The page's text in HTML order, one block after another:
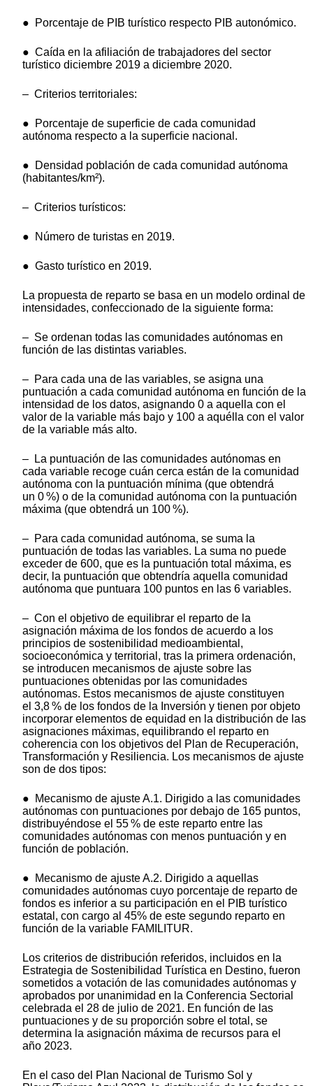
● Porcentaje de PIB turístico respecto PIB autonómico.
● Caída en la afiliación de trabajadores del sector
turístico diciembre 2019 a diciembre 2020.
– Criterios territoriales:
● Porcentaje de superficie de cada comunidad
autónoma respecto a la superficie nacional.
● Densidad población de cada comunidad autónoma
(habitantes/km²).
– Criterios turísticos:
● Número de turistas en 2019.
● Gasto turístico en 2019.
La propuesta de reparto se basa en un modelo ordinal de
intensidades, confeccionado de la siguiente forma:
– Se ordenan todas las comunidades autónomas en
función de las distintas variables.
– Para cada una de las variables, se asigna una
puntuación a cada comunidad autónoma en función de la
intensidad de los datos, asignando 0 a aquella con el
valor de la variable más bajo y 100 a aquélla con el valor
de la variable más alto.
– La puntuación de las comunidades autónomas en
cada variable recoge cuán cerca están de la comunidad
autónoma con la puntuación mínima (que obtendrá
un 0 %) o de la comunidad autónoma con la puntuación
máxima (que obtendrá un 100 %).
– Para cada comunidad autónoma, se suma la
puntuación de todas las variables. La suma no puede
exceder de 600, que es la puntuación total máxima, es
decir, la puntuación que obtendría aquella comunidad
autónoma que puntuara 100 puntos en las 6 variables.
– Con el objetivo de equilibrar el reparto de la
asignación máxima de los fondos de acuerdo a los
principios de sostenibilidad medioambiental,
socioeconómica y territorial, tras la primera ordenación,
se introducen mecanismos de ajuste sobre las
puntuaciones obtenidas por las comunidades
autónomas. Estos mecanismos de ajuste constituyen
el 3,8 % de los fondos de la Inversión y tienen por objeto
incorporar elementos de equidad en la distribución de las
asignaciones máximas, equilibrando el reparto en
coherencia con los objetivos del Plan de Recuperación,
Transformación y Resiliencia. Los mecanismos de ajuste
son de dos tipos:
● Mecanismo de ajuste A.1. Dirigido a las comunidades
autónomas con puntuaciones por debajo de 165 puntos,
distribuyéndose el 55 % de este reparto entre las
comunidades autónomas con menos puntuación y en
función de población.
● Mecanismo de ajuste A.2. Dirigido a aquellas
comunidades autónomas cuyo porcentaje de reparto de
fondos es inferior a su participación en el PIB turístico
estatal, con cargo al 45% de este segundo reparto en
función de la variable FAMILITUR.
Los criterios de distribución referidos, incluidos en la
Estrategia de Sostenibilidad Turística en Destino, fueron
sometidos a votación de las comunidades autónomas y
aprobados por unanimidad en la Conferencia Sectorial
celebrada el 28 de julio de 2021. En función de las
puntuaciones y de su proporción sobre el total, se
determina la asignación máxima de recursos para el
año 2023.
En el caso del Plan Nacional de Turismo Sol y